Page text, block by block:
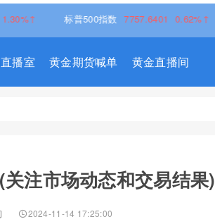
标普500指数 7757.6401 0.62%↑
播室 黄金期货喊单 黄金直播间
注市场动态和交易结果)
2024-11-14 17:25:00